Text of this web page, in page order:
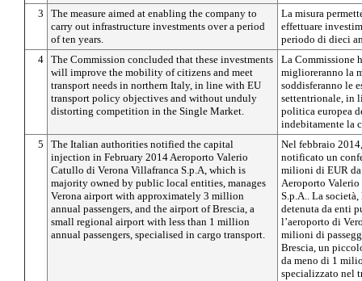
3
The measure aimed at enabling the company to
carry out infrastructure investments over a period
of ten years.
La misura
effettuare
periodo di dieci
4 The Commission concluded that these investments
will improve the mobility of citizens and meet
transport needs in northern Italy, in line with EU
transport policy objectives and without unduly
distorting competition in the Single Market.
La Commissione
miglioreranno la
soddisferanno le
settentrionale, in
politica europea
indebitamente la
5
The Italian authorities notified the capital
injection in February 2014 Aeroporto Valerio
Catullo di Verona Villafranca S.p.A, which is
majority owned by public local entities, manages
Verona airport with approximately 3 million
annual passengers, and the airport of Brescia, a
small regional airport with less than 1 million
annual passengers, specialised in cargo transport.
Nel febbraio
notificato un
milioni di EUR
Aeroporto
S.p.A.. La
detenuta da enti
l’aeroporto di
milioni di
Brescia, un
da meno di 1
specializzato nel